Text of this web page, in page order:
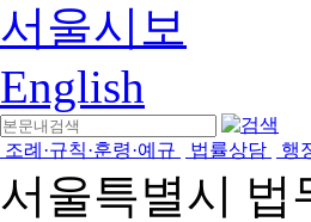
서울시보
English
조례·규칙·훈령·예규 법률상담 행
서울특별시 법